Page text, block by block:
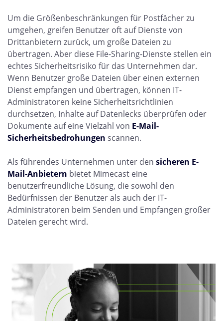
Um die Größenbeschränkungen für Postfächer zu
umgehen, greifen Benutzer oft auf Dienste von
Drittanbietern zurück, um große Dateien zu
übertragen. Aber diese File-Sharing-Dienste stellen ein
echtes Sicherheitsrisiko für das Unternehmen dar.
Wenn Benutzer große Dateien über einen externen
Dienst empfangen und übertragen, können IT-
Administratoren keine Sicherheitsrichtlinien
durchsetzen, Inhalte auf Datenlecks überprüfen oder
Dokumente auf eine Vielzahl von E-Mail-
Sicherheitsbedrohungen scannen.
Als führendes Unternehmen unter den sicheren E-
Mail-Anbietern bietet Mimecast eine
benutzerfreundliche Lösung, die sowohl den
Bedürfnissen der Benutzer als auch der IT-
Administratoren beim Senden und Empfangen großer
Dateien gerecht wird.